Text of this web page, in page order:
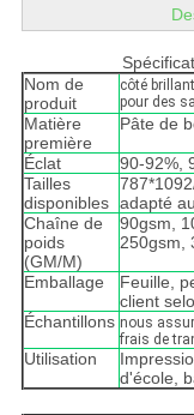
Nom de
produit
côté
pour des
Matière
première
Pâte de
Éclat
90-92%,
Tailles
disponibles adapté
Chaîne de
poids
(GM/M)
90gsm,
250gsm,
Emballage
Feuille,
client
Échantillons nous
frais de
Utilisation
d'école,